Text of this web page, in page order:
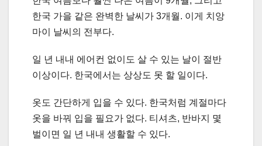
한국 가을 같은 완벽한 날씨가 3개월. 이게 치앙
마이 날씨의 전부다.
일 년 내내 에어컨 없이도 살 수 있는 날이 절반
이상이다. 한국에서는 상상도 못 할 일이다.
옷도 간단하게 입을 수 있다. 한국처럼 계절마다
옷을 바꿔 입을 필요가 없다. 티셔츠, 반바지 몇
벌이면 일 년 내내 생활할 수 있다.